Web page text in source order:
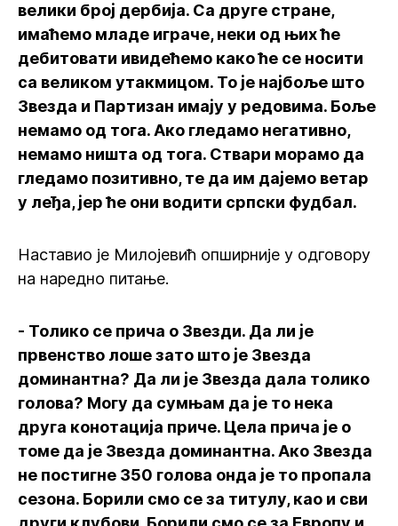
велики број дербија. Са друге стране,
имаћемо младе играче, неки од њих ће
дебитовати ивидећемо како ће се носити
са великом утакмицом. То је најбоље што
Звезда и Партизан имају у редовима. Боље
немамо од тога. Ако гледамо негативно,
немамо ништа од тога. Ствари морамо да
гледамо позитивно, те да им дајемо ветар
у леђа, јер ће они водити српски фудбал.
Наставио је Милојевић опширније у одговору
на наредно питање.
- Толико се прича о Звезди. Да ли је
првенство лоше зато што је Звезда
доминантна? Да ли је Звезда дала толико
голова? Могу да сумњам да је то нека
друга конотација приче. Цела прича је о
томе да је Звезда доминантна. Ако Звезда
не постигне 350 голова онда је то пропала
сезона. Борили смо се за титулу, као и сви